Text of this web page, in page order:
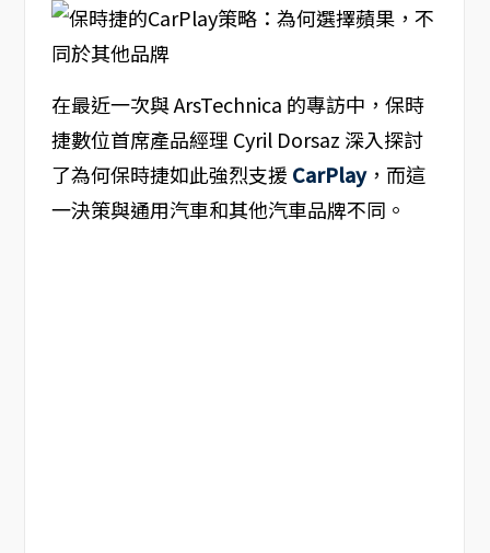
在最近一次與 ArsTechnica 的專訪中，保時
捷數位首席產品經理 Cyril Dorsaz 深入探討
了為何保時捷如此強烈支援 CarPlay，而這
一決策與通用汽車和其他汽車品牌不同。